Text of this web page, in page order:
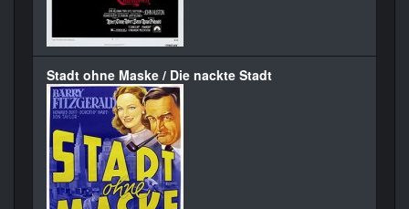
Stadt ohne Maske / Die nackte Stadt